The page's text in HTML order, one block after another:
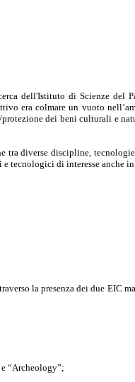
dell'Istituto di Scienze del
era colmare un vuoto
dei beni culturali e
diverse discipline,
tecnologici di interesse anche
la presenza dei due EIC
“Archeology”;